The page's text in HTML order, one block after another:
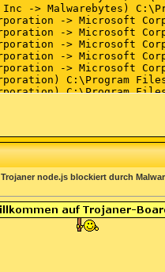
Trojaner node.js blockiert durch